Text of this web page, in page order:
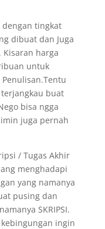
tingkat
dibuat dan Juga
harga
untuk
buat
bisa ngga
juga pernah
/ Tugas Akhir
menghadapi
yang namanya
pusing dan
SKRIPSI.
ingin